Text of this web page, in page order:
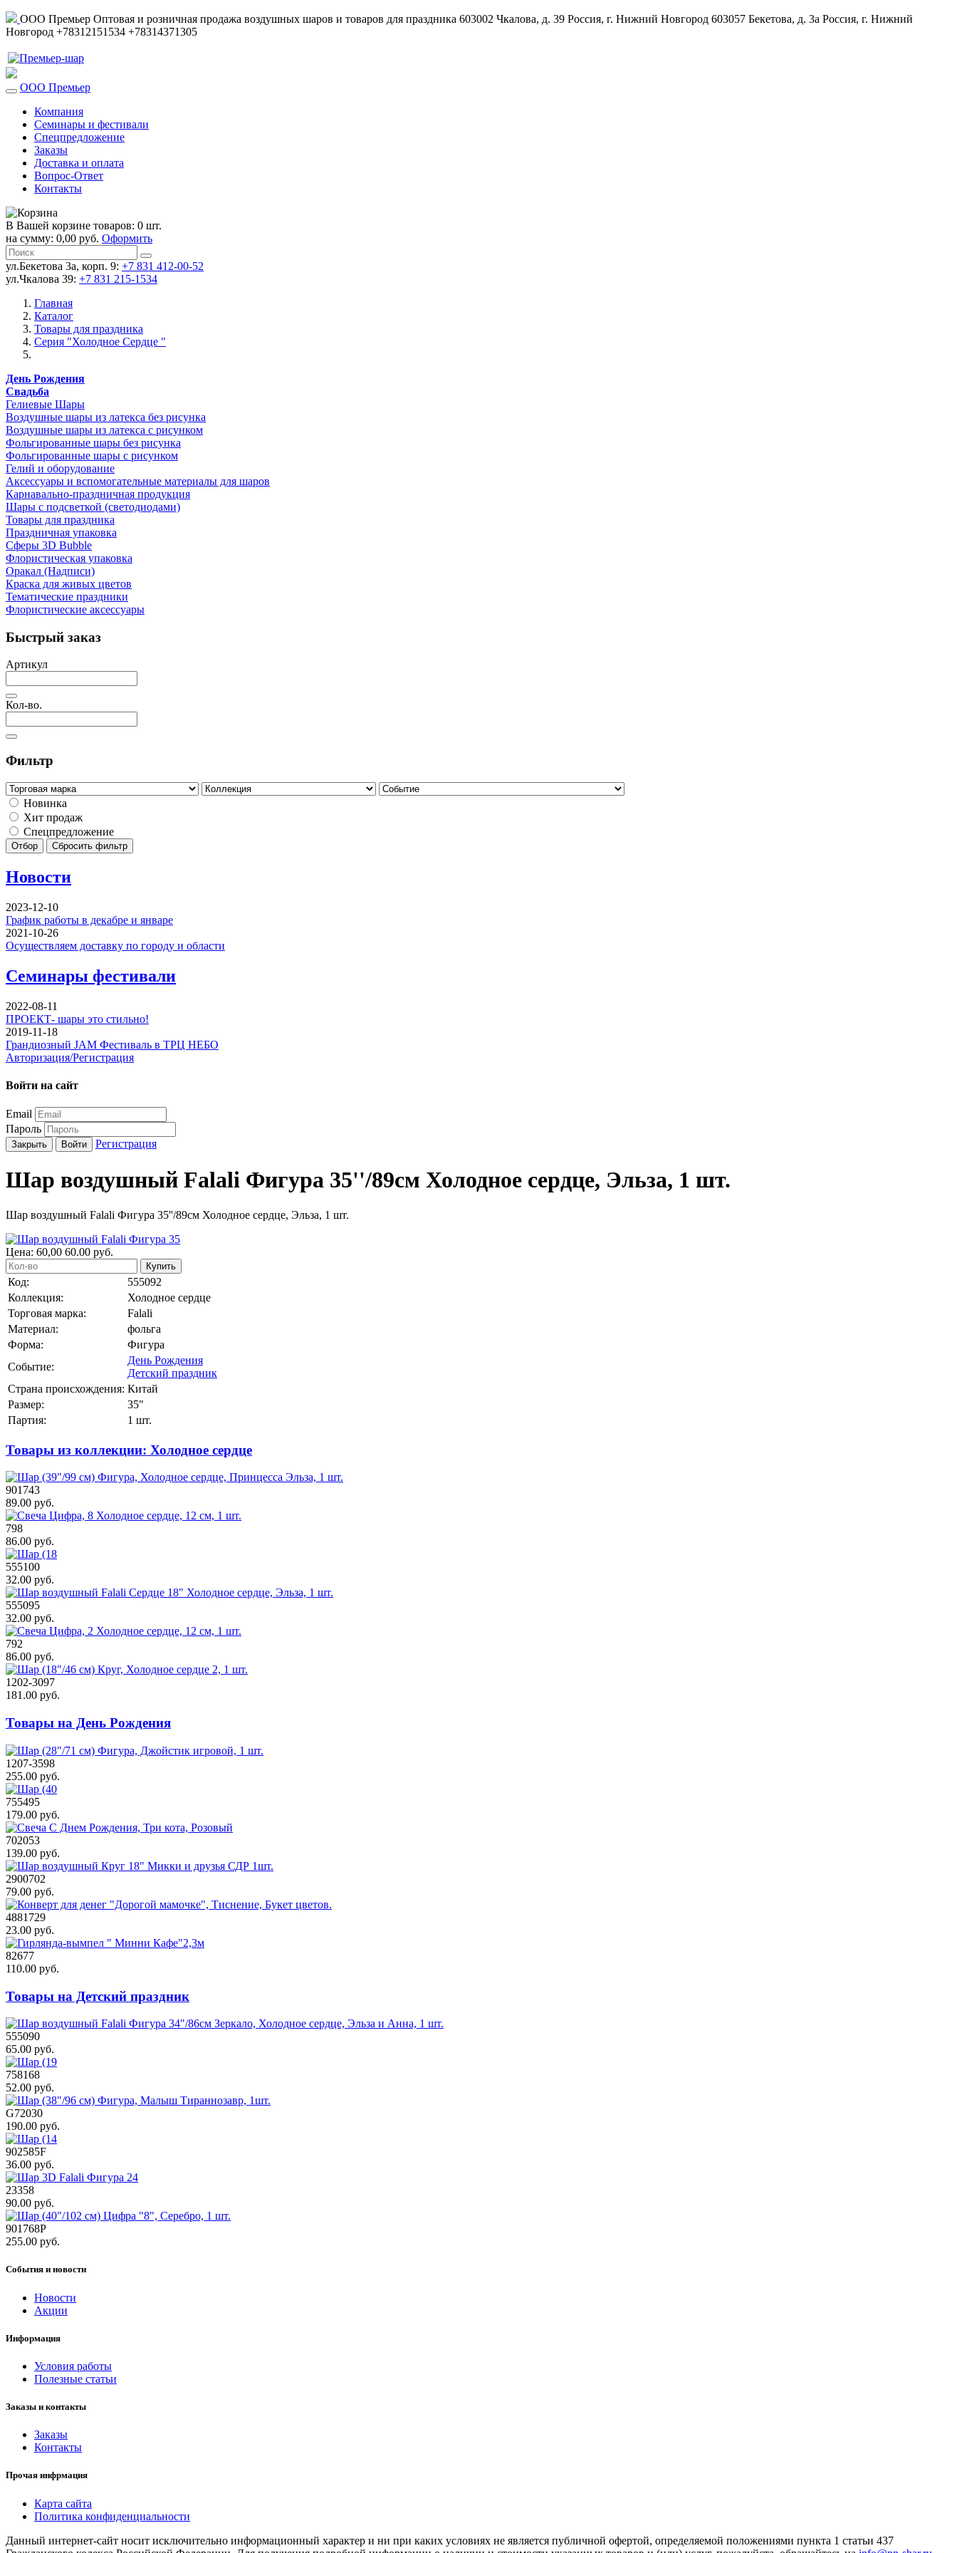
ООО Премьер Оптовая и розничная продажа воздушных шаров и товаров для праздника 603002 Чкалова, д. 39 Россия, г. Нижний Новгород 603057 Бекетова, д. 3а Россия, г. Нижний
Новгород +78312151534 +78314371305
ООО Премьер
Компания
Семинары и фестивали
Спецпредложение
Заказы
Доставка и оплата
Вопрос-Ответ
Контакты
В Вашей корзине товаров: 0 шт.
на сумму: 0,00 руб. Оформить
ул.Бекетова 3а, корп. 9: +7 831 412-00-52
ул.Чкалова 39: +7 831 215-1534
Главная
Каталог
Товары для праздника
Серия "Холодное Сердце "
День Рождения
Свадьба
Гелиевые Шары
Воздушные шары из латекса без рисунка
Воздушные шары из латекса с рисунком
Фольгированные шары без рисунка
Фольгированные шары с рисунком
Гелий и оборудование
Аксессуары и вспомогательные материалы для шаров
Карнавально-праздничная продукция
Шары с подсветкой (светодиодами)
Товары для праздника
Праздничная упаковка
Сферы 3D Bubble
Флористическая упаковка
Оракал (Надписи)
Краска для живых цветов
Тематические праздники
Флористические аксессуары
Быстрый заказ
Артикул
Кол-во.
Фильтр
Новинка
Хит продаж
Спецпредложение
Отбор Сбросить фильтр
Новости
2023-12-10
График работы в декабре и январе
2021-10-26
Осуществляем доставку по городу и области
Семинары фестивали
2022-08-11
ПРОЕКТ- шары это стильно!
2019-11-18
Грандиозный JAM Фестиваль в ТРЦ НЕБО
Авторизация/Регистрация
Войти на сайт
Email
Пароль
Закрыть Войти Регистрация
Шар воздушный Falali Фигура 35''/89см Холодное сердце, Эльза, 1 шт.
Шар воздушный Falali Фигура 35''/89см Холодное сердце, Эльза, 1 шт.
Цена: 60,00 60.00 руб.
Купить
Код:
555092
Коллекция:
Холодное сердце
Торговая марка:
Falali
Материал:
фольга
Форма:
Фигура
Событие:
День Рождения
Детский праздник
Страна происхождения: Китай
Размер:
35"
Партия:
1 шт.
Товары из коллекции: Холодное сердце
901743
89.00 руб.
798
86.00 руб.
555100
32.00 руб.
555095
32.00 руб.
792
86.00 руб.
1202-3097
181.00 руб.
Товары на День Рождения
1207-3598
255.00 руб.
755495
179.00 руб.
702053
139.00 руб.
2900702
79.00 руб.
4881729
23.00 руб.
82677
110.00 руб.
Товары на Детский праздник
555090
65.00 руб.
758168
52.00 руб.
G72030
190.00 руб.
902585F
36.00 руб.
23358
90.00 руб.
901768Р
255.00 руб.
События и новости
Новости
Акции
Информация
Условия работы
Полезные статьи
Заказы и контакты
Заказы
Контакты
Прочая инфрмация
Карта сайта
Политика конфиденциальности
Данный интернет-сайт носит исключительно информационный характер и ни при каких условиях не является публичной офертой, определяемой положениями пункта 1 статьи 437